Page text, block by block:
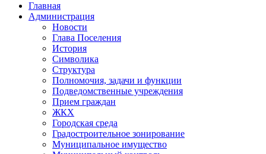
Главная
Администрация
Новости
Глава Поселения
История
Символика
Структура
Полномочия, задачи и функции
Подведомственные учреждения
Прием граждан
ЖКХ
Городская среда
Градостроительное зонирование
Муниципальное имущество